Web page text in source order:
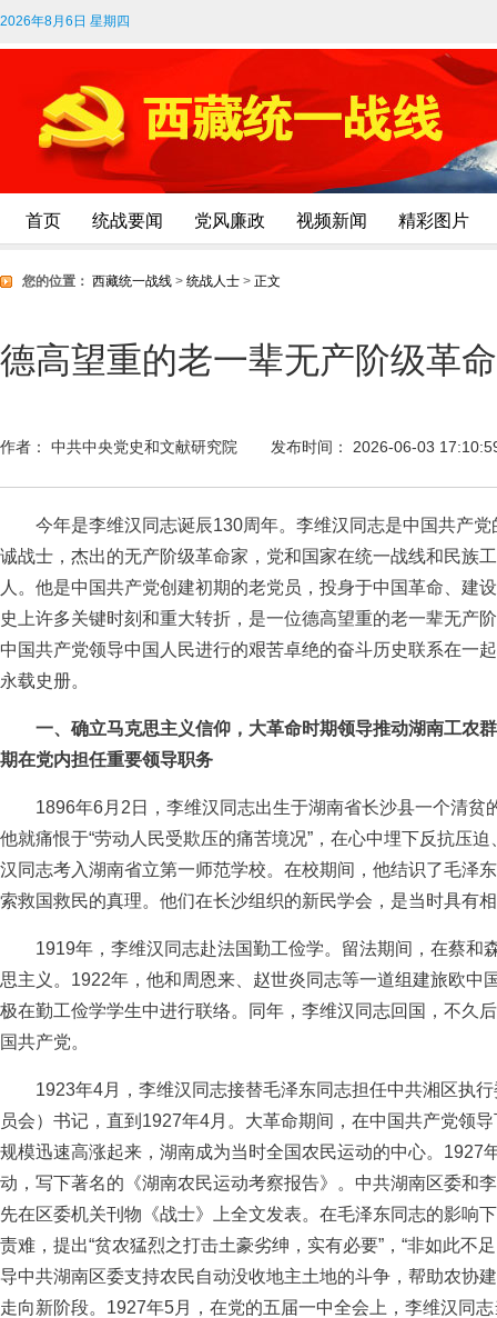
2026年8月6日 星期四
首页 统战要闻 党风廉政 视频新闻 精彩图片
您的位置： 西藏统一战线 > 统战人士 > 正文
德高望重的老一辈无产阶级革
作者： 中共中央党史和文献研究院 发布时间： 2026-06-03
今年是李维汉同志诞辰130周年。李维汉同志是中国共产党
诚战士，杰出的无产阶级革命家，党和国家在统一战线和民族
人。他是中国共产党创建初期的老党员，投身于中国革命、建
史上许多关键时刻和重大转折，是一位德高望重的老一辈无产
中国共产党领导中国人民进行的艰苦卓绝的奋斗历史联系在一
永载史册。
一、确立马克思主义信仰，大革命时期领导推动湖南工农
期在党内担任重要领导职务
1896年6月2日，李维汉同志出生于湖南省长沙县一个清贫
他就痛恨于“劳动人民受欺压的痛苦境况”，在心中埋下反抗压
汉同志考入湖南省立第一师范学校。在校期间，他结识了毛泽
索救国救民的真理。他们在长沙组织的新民学会，是当时具有
1919年，李维汉同志赴法国勤工俭学。留法期间，在蔡和
思主义。1922年，他和周恩来、赵世炎同志等一道组建旅欧中
极在勤工俭学学生中进行联络。同年，李维汉同志回国，不久
国共产党。
1923年4月，李维汉同志接替毛泽东同志担任中共湘区执行
员会）书记，直到1927年4月。大革命期间，在中国共产党领
规模迅速高涨起来，湖南成为当时全国农民运动的中心。1927
动，写下著名的《湖南农民运动考察报告》。中共湖南区委和
先在区委机关刊物《战士》上全文发表。在毛泽东同志的影响
责难，提出“贫农猛烈之打击土豪劣绅，实有必要”，“非如此不
导中共湖南区委支持农民自动没收地主土地的斗争，帮助农协
走向新阶段。1927年5月，在党的五届一中全会上，李维汉同